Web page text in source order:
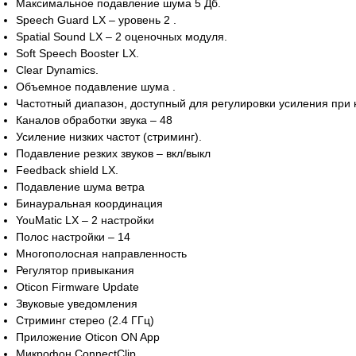
Максимальное подавление шума 5 Дб.
Speech Guard LX – уровень 2 .
Spatial Sound LX – 2 оценочных модуля.
Soft Speech Booster LX.
Clear Dynamics.
Объемное подавление шума .
Частотный диапазон, доступный для регулировки усиления при
Каналов обработки звука – 48
Усиление низких частот (стриминг).
Подавление резких звуков – вкл/выкл
Feedback shield LX.
Подавление шума ветра
Бинауральная координация
YouMatic LX – 2 настройки
Полос настройки – 14
Многополосная направленность
Регулятор привыкания
Oticon Firmware Update
Звуковые уведомления
Стриминг стерео (2.4 ГГц)
Приложение Oticon ON App